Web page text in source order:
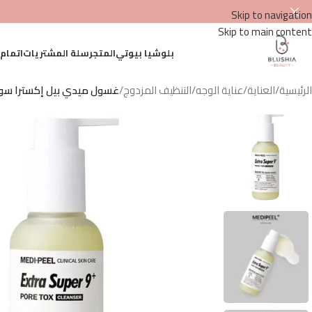
Skip to navigation
Skip to main content
بلوشيا بيوتيالمتجرسلة المشتريات
الرئيسية/العناية/عناية الوجه/التنظيف المزدوج/غسول ميدي بيل إكسترا سوبر 9 بلس بور توكس –